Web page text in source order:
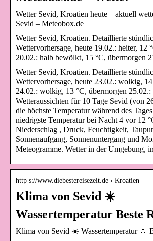
Wetter Sevid, Kroatien heute – aktuell
Sevid – Meteobox.de
Wetter Sevid, Kroatien. Detaillierte
Wettervorhersage, heute 19.02.: heiter, 12
20.02.: halb bewölkt, 15 °C, übermorgen
Wetter Sevid, Kroatien. Detaillierte
Wettervorhersage, heute 23.02.: wolkig,
24.02.: wolkig, 13 °C, übermorgen
Wetteraussichten für 10 Tage Sevid (von
die höchste Temperatur während des
niedrigste Temperatur bei Nacht 4 vor 12
Niederschlag , Druck, Feuchtigkeit,
Sonnenaufgang, Sonnenuntergang und
Meteogramme. Wetter in der Umgebung,
http s://www.diebestereisezeit.de › Kroatien
Klima von Sevid ☀️
Wassertemperatur Beste
Klima von Sevid ☀️ Wassertemperatur 💧